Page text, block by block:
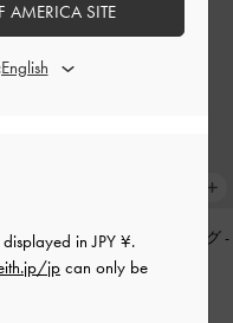
ゼフィ タッセル トートバッグ-
ク
displayed inJPY ¥.
jpcan only be
AMERICA SITE